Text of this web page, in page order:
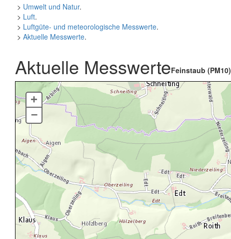
> Umwelt und Natur.
> Luft.
> Luftgüte- und meteorologische Messwerte.
> Aktuelle Messwerte.
Aktuelle MesswerteFeinstaub (PM10)
+
–